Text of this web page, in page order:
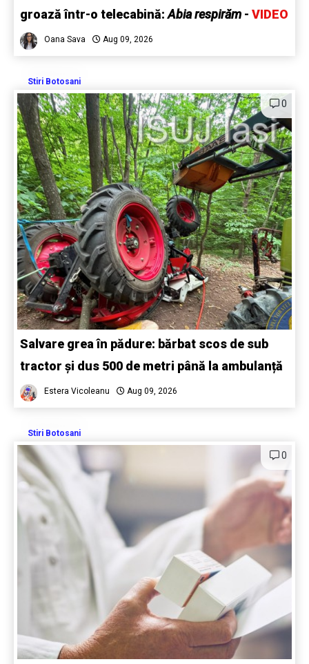
groază într-o telecabină:Abia respirăm - VIDEO
Oana Sava Aug 09, 2026
Stiri Botosani
0
Salvare grea în pădure: bărbat scos de sub
tractor și dus 500 de metri până la ambulanță
Estera Vicoleanu Aug 09, 2026
Stiri Botosani
0